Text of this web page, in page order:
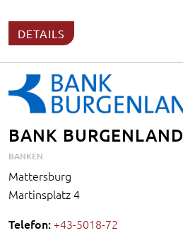
DETAILS
BANK BURGENLAND
BANKEN
Mattersburg
Martinsplatz 4
Telefon:+43-5018-72